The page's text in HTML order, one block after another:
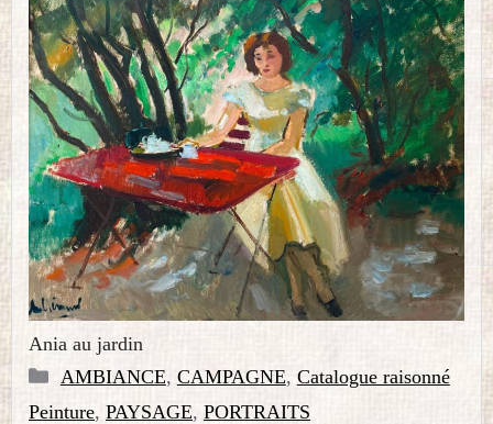
Ania au jardin
Catégories
AMBIANCE, CAMPAGNE, Catalogue raisonné
Peinture, PAYSAGE, PORTRAITS